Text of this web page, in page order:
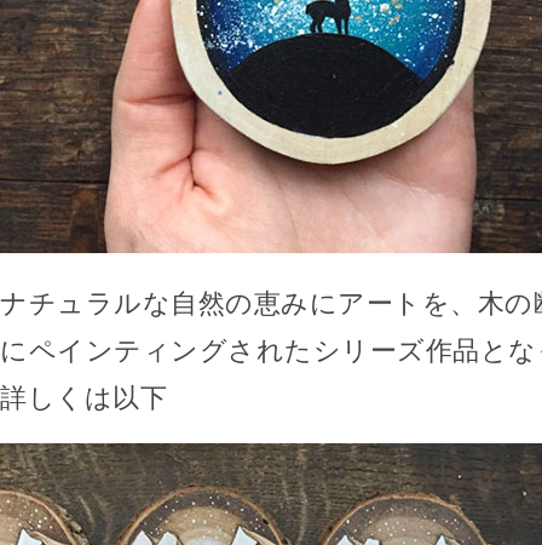
ナチュラルな自然の恵みにアートを、木
にペインティングされたシリーズ作品と
詳しくは以下